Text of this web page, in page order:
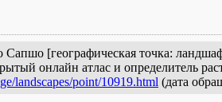
[географическая точка:
онлайн атлас и определитель
landscapes/point/10919.html (дата